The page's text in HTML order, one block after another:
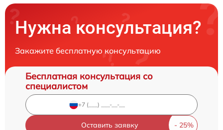
Нужна консультация?
Закажите бесплатную консультацию
Бесплатная консультация со
специалистом
Оставить заявку